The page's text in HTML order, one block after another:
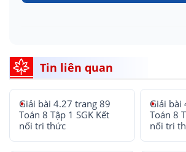
Tin liên quan
Giải bài 4.27 trang 89
Toán 8 Tập 1 SGK Kết
nối tri thức
Giải bài
Toán 8
nối tri